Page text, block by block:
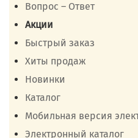
Вопрос – Ответ
Акции
Быстрый заказ
Хиты продаж
Новинки
Каталог
Мобильная версия
Электронный каталог